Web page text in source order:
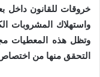
خروقات للقانون داخل
واستهلاك المشروبات
وتظل هذه المعطيات
التحقق منها من